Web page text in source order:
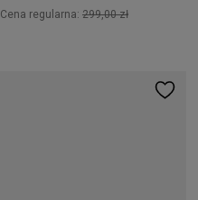
Cena regularna: 299,00 zł